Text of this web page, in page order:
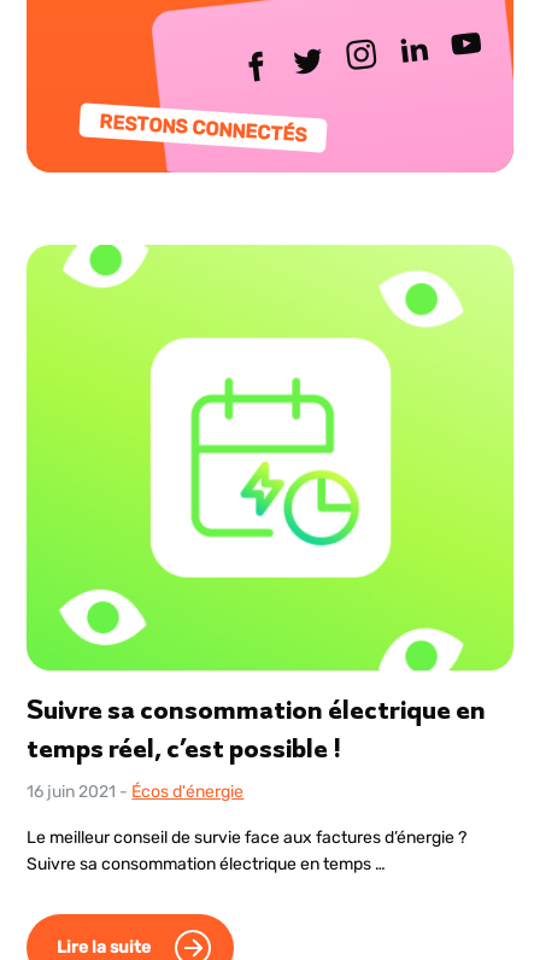
RESTONS CONNECTÉS
Suivre sa consommation électrique en
temps réel, c’est possible !
16 juin 2021 - Écos d'énergie
Le meilleur conseil de survie face aux factures d’énergie ?
Suivre sa consommation électrique en temps …
Lire la suite